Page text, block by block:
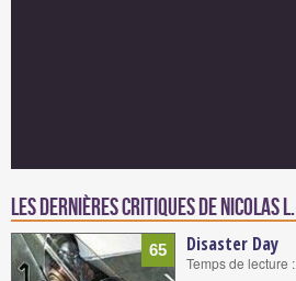
Les dernières critiques de Nicolas L.
65 Disaster Day
Temps de lecture :